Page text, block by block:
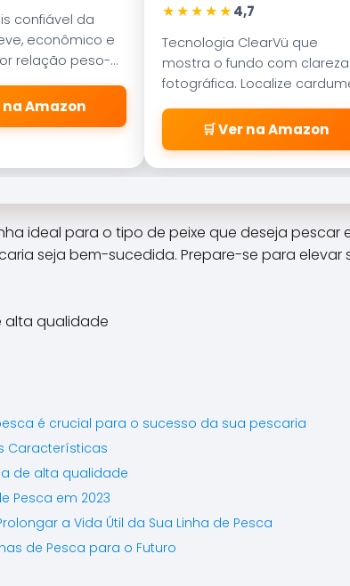
confiável da
econômico e
relação peso-
barcos de
ou 6 metros.
na Amazon
★★★★★4,7
Tecnologia ClearVü que
mostra o fundo com clareza
fotográfica. Localize
e estruturas de pesca com
precisão profissional.
🛒 Ver na Amazon
ideal para o tipo de peixe que deseja pescar
seja bem-sucedida. Prepare-se para elevar
é crucial para o sucesso da sua pescaria
Características
de alta qualidade
Pesca em 2023
a Vida Útil da Sua Linha de Pesca
de Pesca para o Futuro